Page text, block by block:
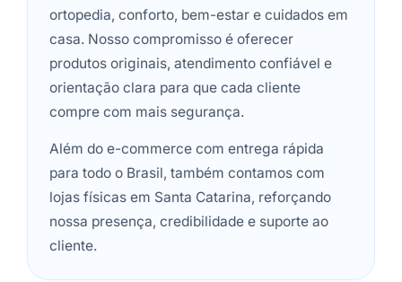
ortopedia, conforto, bem-estar e cuidados em
casa. Nosso compromisso é oferecer
produtos originais, atendimento confiável e
orientação clara para que cada cliente
compre com mais segurança.
Além do e-commerce com entrega rápida
para todo o Brasil, também contamos com
lojas físicas em Santa Catarina, reforçando
nossa presença, credibilidade e suporte ao
cliente.